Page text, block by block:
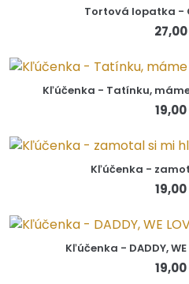
Tortová lopatka -
Kľúčenka - Tatínku,
Kľúčenka -
Kľúčenka - DADDY, WE